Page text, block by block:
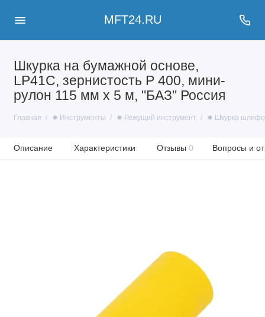
MFT24.RU
Шкурка на бумажной основе,
LP41C, зернистость Р 400, мини-
рулон 115 мм х 5 м, "БАЗ" Россия
Главная ✹ Инструменты ✹ Режущий инструмент ✹ Шкурка
Описание Характеристики Отзывы 0 Вопросы и